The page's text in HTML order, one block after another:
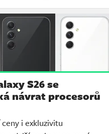
S26 se
návrat procesorů
i exkluzivitu